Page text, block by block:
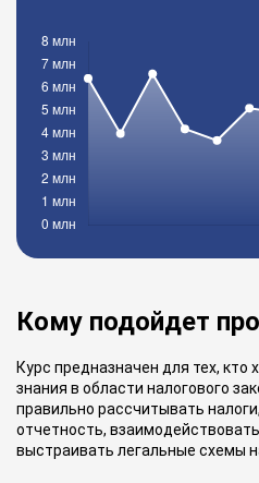
Кому подойдет
Курс предназначен для тех, кто
знания в области налогового
правильно рассчитывать
отчетность,
выстраивать легальные схемы